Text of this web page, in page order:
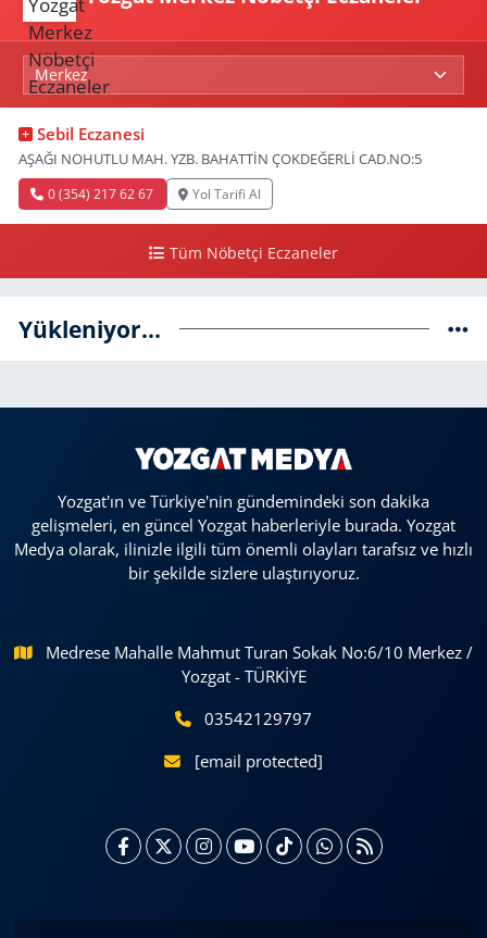
Sebil Eczanesi
AŞAĞI NOHUTLU MAH. YZB. BAHATTİN ÇOKDEĞERLİ CAD.NO:5
0 (354) 217 62 67 Yol Tarifi Al
Tüm Nöbetçi Eczaneler
Yükleniyor...
Yozgat'ın ve Türkiye'nin gündemindeki son dakika
gelişmeleri, en güncel Yozgat haberleriyle burada. Yozgat
Medya olarak, ilinizle ilgili tüm önemli olayları tarafsız ve hızlı
bir şekilde sizlere ulaştırıyoruz.
Medrese Mahalle Mahmut Turan Sokak No:6/10 Merkez /
Yozgat - TÜRKİYE
03542129797
[email protected]